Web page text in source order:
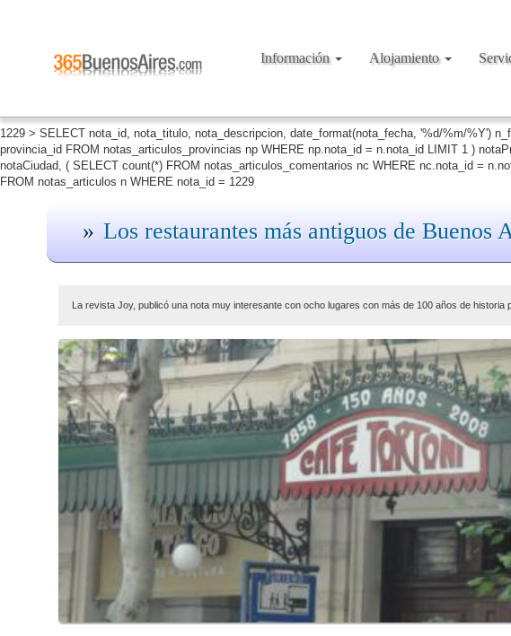
1229 > SELECT nota_id, nota_titulo, nota_descripcion, date_format(nota_fecha, '%d/%m/%Y')
provincia_id FROM notas_articulos_provincias np WHERE np.nota_id = n.nota_id LIMIT 1 )
notaCiudad, ( SELECT count(*) FROM notas_articulos_comentarios nc WHERE nc.nota_id =
FROM notas_articulos n WHERE nota_id = 1229
Información Alojamiento
Los restaurantes más antiguos de Buenos
La revista Joy, publicó una nota muy interesante con ocho lugares con más de 100 años de historia